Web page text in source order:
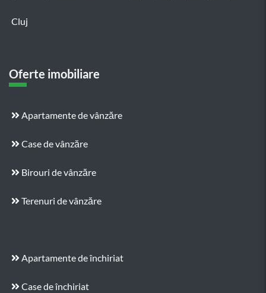
Cluj
Oferte imobiliare
Apartamente de vânzăre
Case de vânzăre
Birouri de vânzăre
Terenuri de vânzăre
Apartamente de închiriat
Case de închiriat